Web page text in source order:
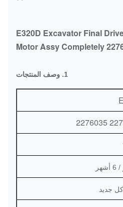
E320D Excavator Final
Motor Assy Completely
1. وصف المنتجات
227-